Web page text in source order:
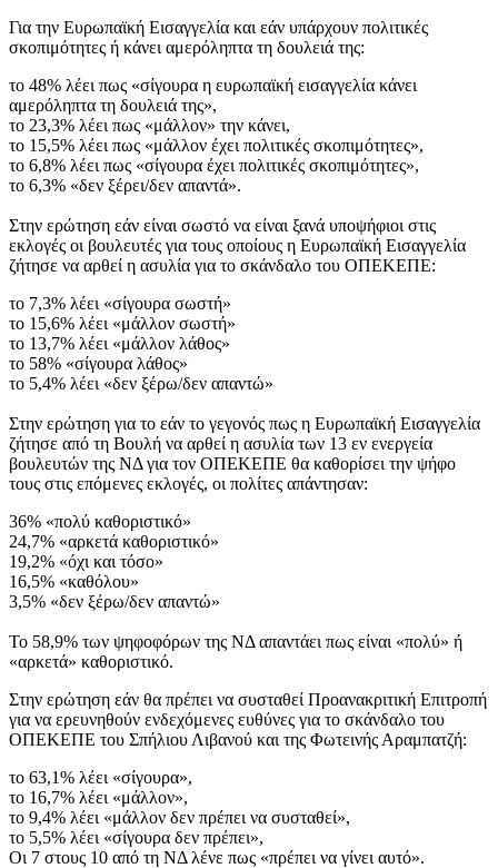
Για την Ευρωπαϊκή Εισαγγελία και εάν υπάρχουν πολιτικές
σκοπιμότητες ή κάνει αμερόληπτα τη δουλειά της:
το 48% λέει πως «σίγουρα η ευρωπαϊκή εισαγγελία κάνει
αμερόληπτα τη δουλειά της»,
το 23,3% λέει πως «μάλλον» την κάνει,
το 15,5% λέει πως «μάλλον έχει πολιτικές σκοπιμότητες»,
το 6,8% λέει πως «σίγουρα έχει πολιτικές σκοπιμότητες»,
το 6,3% «δεν ξέρει/δεν απαντά».
Στην ερώτηση εάν είναι σωστό να είναι ξανά υποψήφιοι στις
εκλογές οι βουλευτές για τους οποίους η Ευρωπαϊκή Εισαγγελία
ζήτησε να αρθεί η ασυλία για το σκάνδαλο του ΟΠΕΚΕΠΕ:
το 7,3% λέει «σίγουρα σωστή»
το 15,6% λέει «μάλλον σωστή»
το 13,7% λέει «μάλλον λάθος»
το 58% «σίγουρα λάθος»
το 5,4% λέει «δεν ξέρω/δεν απαντώ»
Στην ερώτηση για το εάν το γεγονός πως η Ευρωπαϊκή Εισαγγελία
ζήτησε από τη Βουλή να αρθεί η ασυλία των 13 εν ενεργεία
βουλευτών της ΝΔ για τον ΟΠΕΚΕΠΕ θα καθορίσει την ψήφο
τους στις επόμενες εκλογές, οι πολίτες απάντησαν:
36% «πολύ καθοριστικό»
24,7% «αρκετά καθοριστικό»
19,2% «όχι και τόσο»
16,5% «καθόλου»
3,5% «δεν ξέρω/δεν απαντώ»
Το 58,9% των ψηφοφόρων της ΝΔ απαντάει πως είναι «πολύ» ή
«αρκετά» καθοριστικό.
Στην ερώτηση εάν θα πρέπει να συσταθεί Προανακριτική Επιτροπή
για να ερευνηθούν ενδεχόμενες ευθύνες για το σκάνδαλο του
ΟΠΕΚΕΠΕ του Σπήλιου Λιβανού και της Φωτεινής Αραμπατζή:
το 63,1% λέει «σίγουρα»,
το 16,7% λέει «μάλλον»,
το 9,4% λέει «μάλλον δεν πρέπει να συσταθεί»,
το 5,5% λέει «σίγουρα δεν πρέπει»,
Οι 7 στους 10 από τη ΝΔ λένε πως «πρέπει να γίνει αυτό».